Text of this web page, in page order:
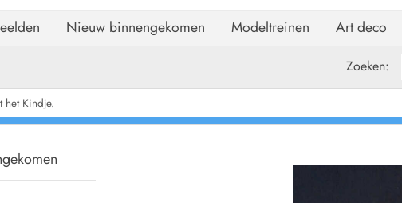
Nieuw binnengekomen Modeltreinen Art deco
Zoeken:
het Kindje.